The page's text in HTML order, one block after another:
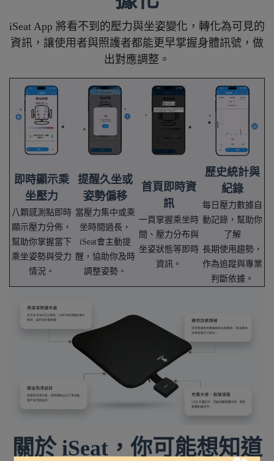
iSeat App 將看不到的壓力與坐姿變化，轉化為可見的
資訊，讓使用者與照護者都能更早掌握身體訊號，做
出對應調整。
即時顯示乘
坐壓力
八顆感測點即時
顯示壓力分佈，
幫助你掌握當下
乘坐姿勢與受力
情況。
提醒久坐或
姿勢偏移
當壓力集中或乘
坐時間過長，
iSeat會主動提
醒，協助你及時
調整姿勢。
首頁即時資
訊
一頁掌握乘坐時
間、壓力分布與
坐姿狀態等即時
資訊。
歷史統計與
紀錄
每日壓力數據自
動記錄，幫助你
了解
長期使用趨勢，
作為追蹤與專業
判斷依據。
關於 iSeat，你可能想知道